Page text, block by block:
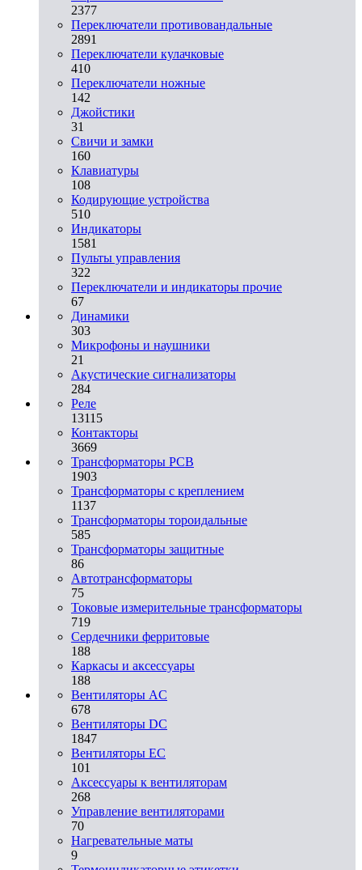
2377
Переключатели противовандальные
2891
Переключатели кулачковые
410
Переключатели ножные
142
Джойстики
31
Свичи и замки
160
Клавиатуры
108
Кодирующие устройства
510
Индикаторы
1581
Пульты управления
322
Переключатели и индикаторы прочие
67
Динамики
303
Микрофоны и наушники
21
Акустические сигнализаторы
284
Реле
13115
Контакторы
3669
Трансформаторы PCB
1903
Трансформаторы с креплением
1137
Трансформаторы тороидальные
585
Трансформаторы защитные
86
Автотрансформаторы
75
Токовые измерительные трансформаторы
719
Сердечники ферритовые
188
Каркасы и аксессуары
188
Вентиляторы AC
678
Вентиляторы DC
1847
Вентиляторы EC
101
Аксессуары к вентиляторам
268
Управление вентиляторами
70
Нагревательные маты
9